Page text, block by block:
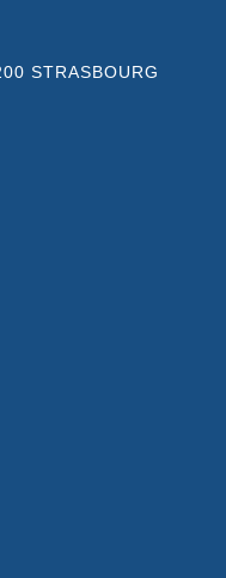
STRASBOURG